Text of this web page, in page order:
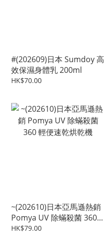
#(202609)日本 Sumdoy 高
效保濕身體乳 200ml
HK$70.00
~(202610)日本亞馬遜熱銷
Pomya UV 除蟎殺菌 360
輕便速乾烘乾機
HK$79.00